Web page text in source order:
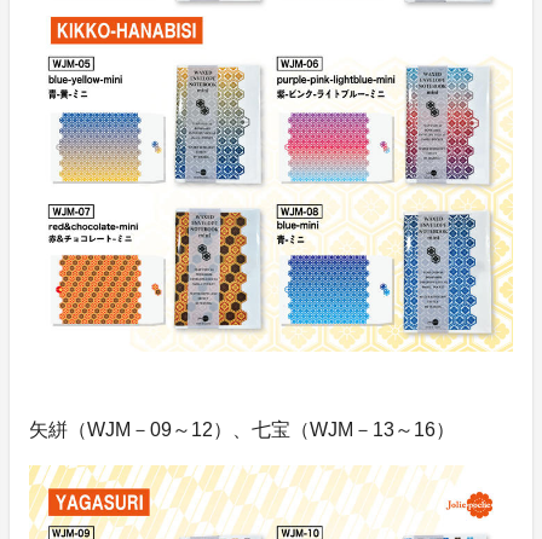
矢絣（WJM－09～12）、七宝（WJM－13～16）